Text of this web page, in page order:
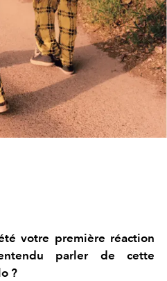
votre première réaction
parler de cette
?